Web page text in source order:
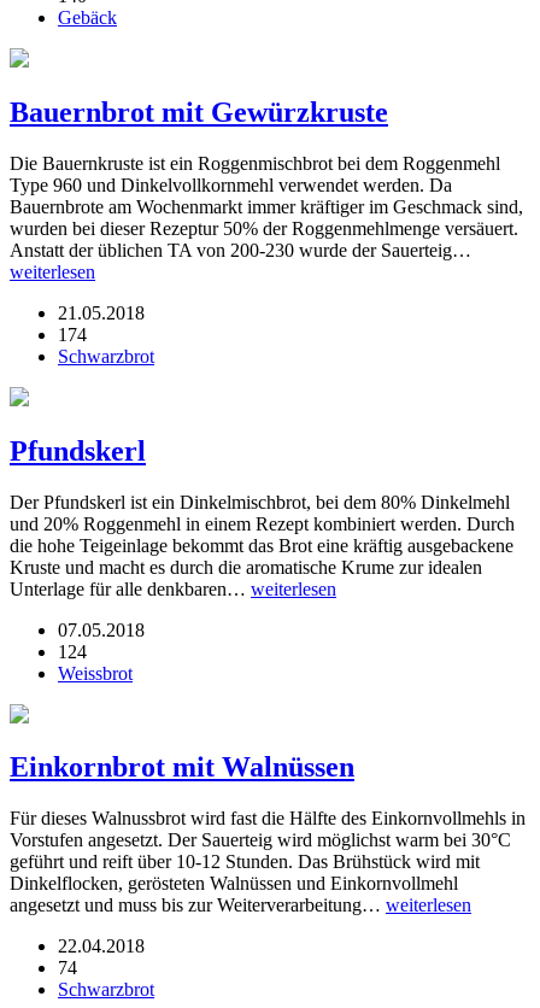
Gebäck
Bauernbrot mit Gewürzkruste
Die Bauernkruste ist ein Roggenmischbrot bei dem Roggenmehl
Type 960 und Dinkelvollkornmehl verwendet werden. Da
Bauernbrote am Wochenmarkt immer kräftiger im Geschmack sind,
wurden bei dieser Rezeptur 50% der Roggenmehlmenge versäuert.
Anstatt der üblichen TA von 200-230 wurde der Sauerteig…
weiterlesen
21.05.2018
174
Schwarzbrot
Pfundskerl
Der Pfundskerl ist ein Dinkelmischbrot, bei dem 80% Dinkelmehl
und 20% Roggenmehl in einem Rezept kombiniert werden. Durch
die hohe Teigeinlage bekommt das Brot eine kräftig ausgebackene
Kruste und macht es durch die aromatische Krume zur idealen
Unterlage für alle denkbaren… weiterlesen
07.05.2018
124
Weissbrot
Einkornbrot mit Walnüssen
Für dieses Walnussbrot wird fast die Hälfte des Einkornvollmehls in
Vorstufen angesetzt. Der Sauerteig wird möglichst warm bei 30°C
geführt und reift über 10-12 Stunden. Das Brühstück wird mit
Dinkelflocken, gerösteten Walnüssen und Einkornvollmehl
angesetzt und muss bis zur Weiterverarbeitung… weiterlesen
22.04.2018
74
Schwarzbrot